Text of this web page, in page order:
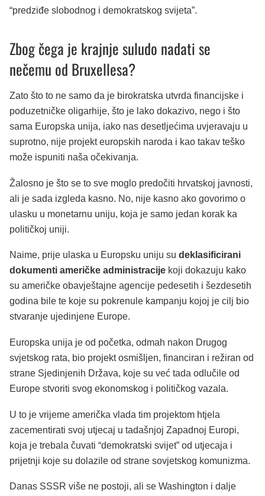
“predziđe slobodnog i demokratskog svijeta”.
Zbog čega je krajnje suludo nadati se
nečemu od Bruxellesa?
Zato što to ne samo da je birokratska utvrda financijske i
poduzetničke oligarhije, što je lako dokazivo, nego i što
sama Europska unija, iako nas desetljećima uvjeravaju u
suprotno, nije projekt europskih naroda i kao takav teško
može ispuniti naša očekivanja.
Žalosno je što se to sve moglo predočiti hrvatskoj javnosti,
ali je sada izgleda kasno. No, nije kasno ako govorimo o
ulasku u monetarnu uniju, koja je samo jedan korak ka
političkoj uniji.
Naime, prije ulaska u Europsku uniju su deklasificirani
dokumenti američke administracije koji dokazuju kako
su američke obavještajne agencije pedesetih i šezdesetih
godina bile te koje su pokrenule kampanju kojoj je cilj bio
stvaranje ujedinjene Europe.
Europska unija je od početka, odmah nakon Drugog
svjetskog rata, bio projekt osmišljen, financiran i režiran od
strane Sjedinjenih Država, koje su već tada odlučile od
Europe stvoriti svog ekonomskog i političkog vazala.
U to je vrijeme američka vlada tim projektom htjela
zacementirati svoj utjecaj u tadašnjoj Zapadnoj Europi,
koja je trebala čuvati “demokratski svijet” od utjecaja i
prijetnji koje su dolazile od strane sovjetskog komunizma.
Danas SSSR više ne postoji, ali se Washington i dalje